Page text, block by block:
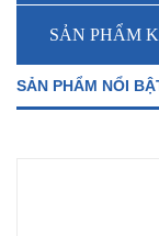
SẢN PHẨM
SẢN PHẨM NỔI